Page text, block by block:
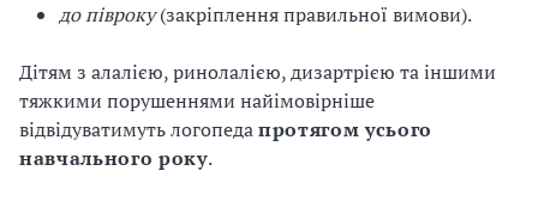
до півроку(закріплення правильної вимови).
Дітям з алалією, ринолалією, дизартрією та іншими
тяжкими порушеннями найімовірніше
відвідуватимуть логопедапротягом усього
навчального року.